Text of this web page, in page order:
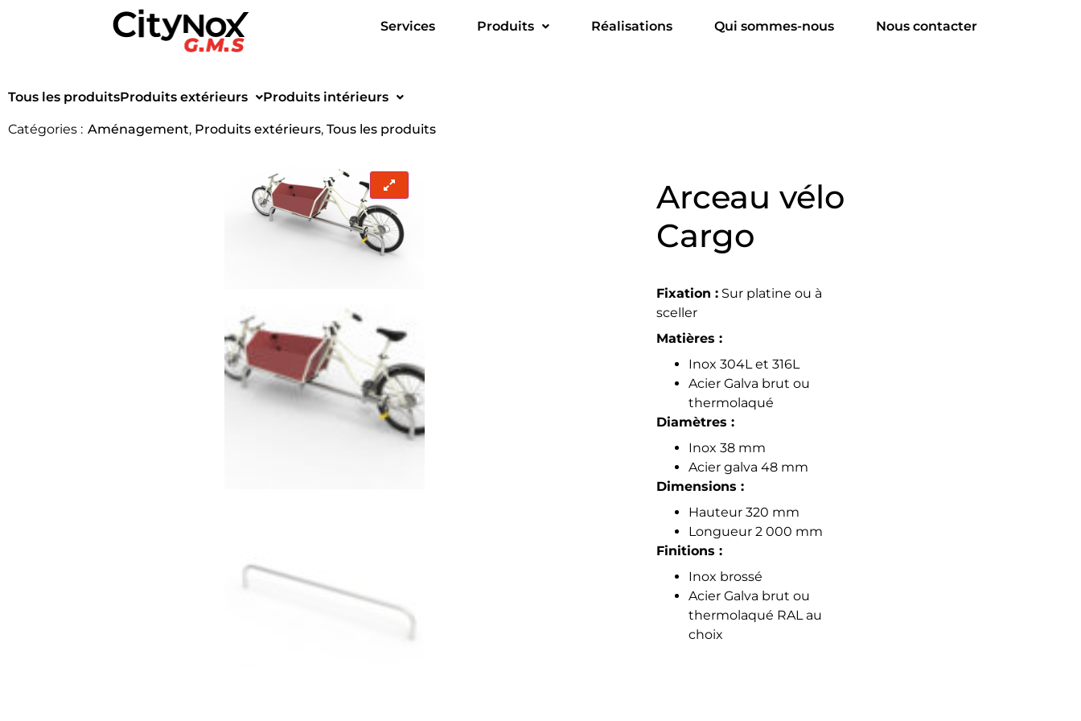
Services Produits Réalisations Qui sommes-nous Nous contacter
Tous les produitsProduits extérieurs Produits intérieurs
Catégories : Aménagement, Produits extérieurs, Tous les produits
Arceau vélo
Cargo
Fixation : Sur platine ou à
sceller
Matières :
Inox 304L et 316L
Acier Galva brut ou
thermolaqué
Diamètres :
Inox 38 mm
Acier galva 48 mm
Dimensions :
Hauteur 320 mm
Longueur 2 000 mm
Finitions :
Inox brossé
Acier Galva brut ou
thermolaqué RAL au
choix